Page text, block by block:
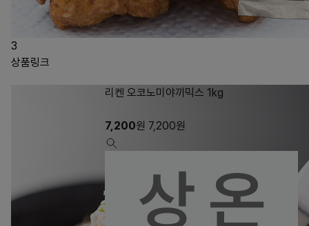
3
상품링크
리켄 오코노미야끼믹스 1kg
7,200원 7,200원